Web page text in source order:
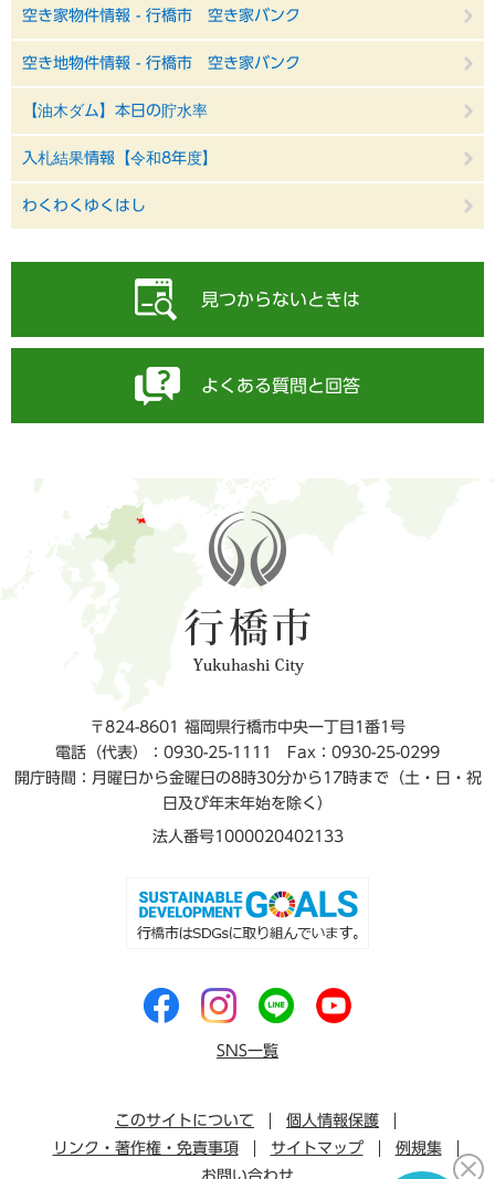
空き家物件情報 - 行橋市 空き家バンク
空き地物件情報 - 行橋市 空き家バンク
【油木ダム】本日の貯水率
入札結果情報【令和8年度】
わくわくゆくはし
見つからないときは
よくある質問と回答
〒824-8601 福岡県行橋市中央一丁目1番1号
電話（代表）：0930-25-1111
Fax：0930-25-0299
開庁時間：月曜日から金曜日の8時30分から17時まで（土・日・祝
日及び年末年始を除く）
法人番号1000020402133
SNS一覧
このサイトについて
個人情報保護
リンク・著作権・免責事項
サイトマップ
例規集